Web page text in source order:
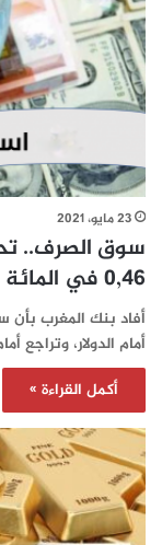
23 مايو، 2021
سوق الصرف..
0,46 في المائة
أمام الدولار، وتراجع أمام
أكمل القراءة »